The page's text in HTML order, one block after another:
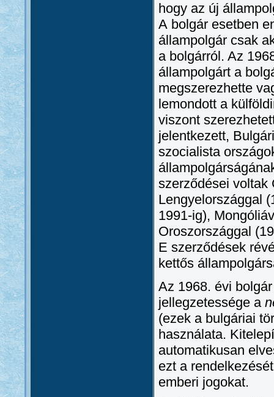
hogy az új
A bolgár esetben
állampolgár csak
a bolgárról. Az
állampolgárt a
megszerezhette
lemondott a
viszont
jelentkezett,
szocialista
szerződései voltak
Lengyelországgal
1991-ig),
Oroszországgal
E szerződések
kettős
Az 1968. évi
jellegzetessége a
(ezek a bulgáriai
használata.
automatikusan
ezt a
emberi jogokat.